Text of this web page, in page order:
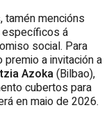
tamén mencións
específicos á
social. Para
a invitación a
Azoka(Bilbao),
cubertos para
en maio de 2026.